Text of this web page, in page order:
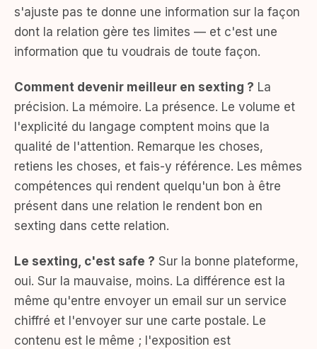
s'ajuste pas te donne une information sur la façon
dont la relation gère tes limites — et c'est une
information que tu voudrais de toute façon.
Comment devenir meilleur en sexting ? La
précision. La mémoire. La présence. Le volume et
l'explicité du langage comptent moins que la
qualité de l'attention. Remarque les choses,
retiens les choses, et fais-y référence. Les mêmes
compétences qui rendent quelqu'un bon à être
présent dans une relation le rendent bon en
sexting dans cette relation.
Le sexting, c'est safe ? Sur la bonne plateforme,
oui. Sur la mauvaise, moins. La différence est la
même qu'entre envoyer un email sur un service
chiffré et l'envoyer sur une carte postale. Le
contenu est le même ; l'exposition est